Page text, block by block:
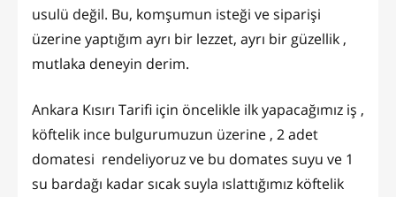
usulü değil. Bu, komşumun isteği ve siparişi
üzerine yaptığım ayrı bir lezzet, ayrı bir güzellik ,
mutlaka deneyin derim.
Ankara Kısırı Tarifi için öncelikle ilk yapacağımız iş ,
köftelik ince bulgurumuzun üzerine , 2 adet
domatesi rendeliyoruz ve bu domates suyu ve 1
su bardağı kadar sıcak suyla ıslattığımız köftelik